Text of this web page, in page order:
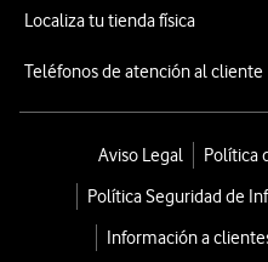
Localiza tu tienda física
Teléfonos de atención al cliente
Aviso Legal
Política
Política Seguridad de
Información a